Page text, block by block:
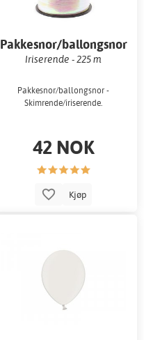
Pakkesnor/ballongsnor
Iriserende - 225 m
Pakkesnor/ballongsnor -
Skimrende/iriserende.
42 NOK
Kjøp